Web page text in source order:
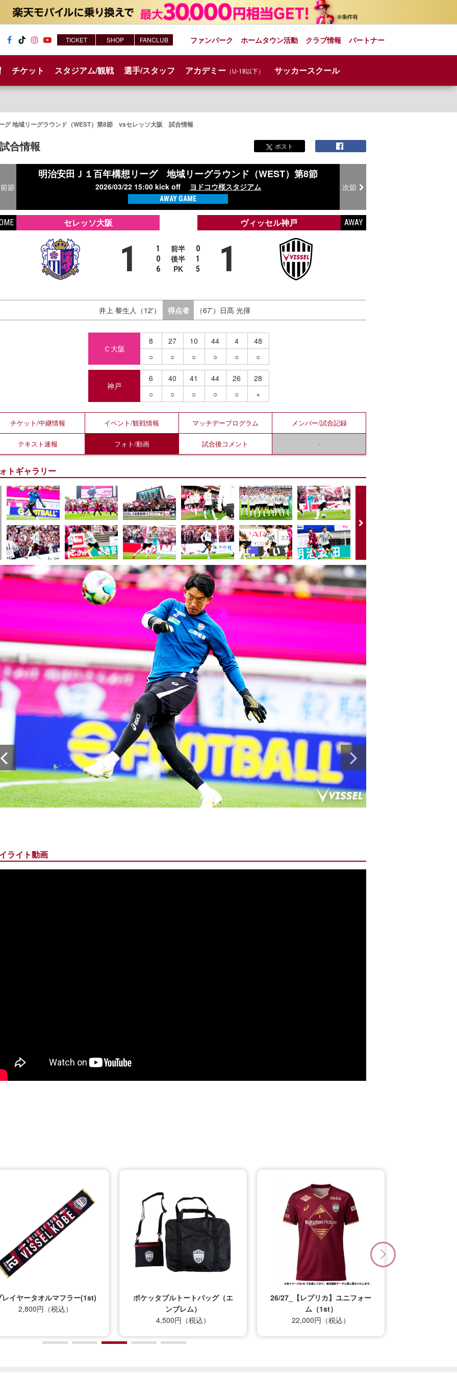
am e
チケット スタジアム/観戦 選手/スタッフ アカデミー（U-18以下） サッカースクール
ファンパーク ホームタウン活動 クラブ情報 パートナー
TICKET SHOP FANCLUB
グ 地域リーグラウンド（WEST）第8節 vsセレッソ大阪 試合情報
試合情報 ポスト
前節
明治安田Ｊ１百年構想リーグ地域リーグラウンド（WEST）第8節
2026/03/22 15:00 kick off ヨドコウ桜スタジアム
AWAY GAME
次節
セレッソ大阪 AWAY
ヴィッセル神戸
1 1 前半
0
0
後半
1
6
PK 5 1
井上 黎生人（12'） 得点者 （67'）日髙 光揮
Ｃ大阪
8
○
27
○
10
○
44
○
4
○
48
○
神戸
6
○
40
○
41
○
44
○
26
○
28
×
チケット/中継情報 イベント/観戦情報 マッチデープログラム メンバー/試合記録
テキスト速報 フォト/動画 試合後コメント -
トギャラリー
ライト動画
レイヤータオルマフラー(1st)
2,800円（税込）
ポケッタブルトートバッグ（エ
ンブレム）
4,500円（税込）
26/27_【レプリカ】ユニフォー
ム（1st）
22,000円（税込）